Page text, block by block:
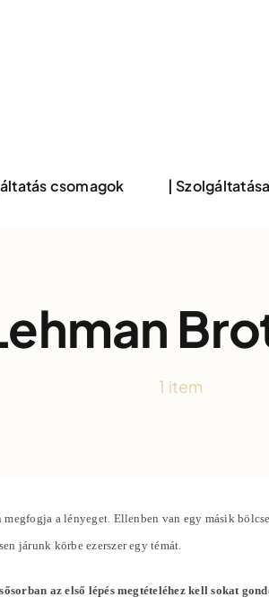
csomagok |
1 item
a lényeget. Ellenben van egy másik
járunk körbe ezerszer egy témát.
az első lépés megtételéhez kell sokat